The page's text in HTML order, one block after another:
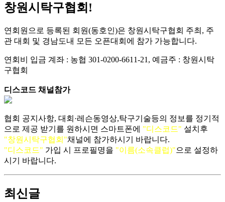
창원시탁구협회!
연회원으로 등록된 회원(동호인)은 창원시탁구협회 주최, 주
관 대회 및 경남도내 모든 오픈대회에 참가 가능합니다.
연회비 입금 계좌 : 농협 301-0200-6611-21, 예금주 : 창원시탁
구협회
디스코드 채널참가
협회 공지사항, 대회·레슨동영상,탁구기술등의 정보를 정기적
으로 제공 받기를 원하시면 스마트폰에 "디스코드" 설치후
"창원시탁구협회"채널에 참가하시기 바랍니다.
"디스코드" 가입 시 프로필명을 "이름(소속클럽)"으로 설정하
시기 바랍니다.
최신글